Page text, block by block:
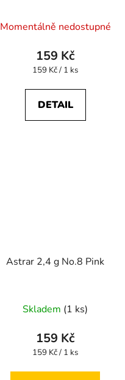
Momentálně nedostupné
159 Kč
Měrná
159 Kč / 1 ks
DETAIL
Astrar 2,4 g No.8 Pink
Skladem (1 ks)
159 Kč
Měrná
159 Kč / 1 ks